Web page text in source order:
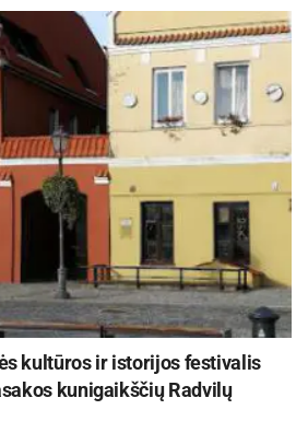
kultūros ir istorijos festivalis
kunigaikščių Radvilų